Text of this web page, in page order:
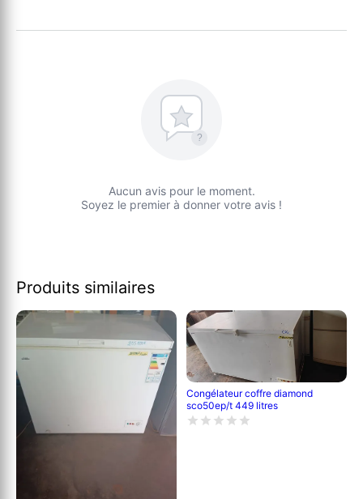
?
Aucun avis pour le moment.
Soyez le premier à donner votre avis !
Produits similaires
Congélateur coffre diamond
sco50ep/t 449 litres